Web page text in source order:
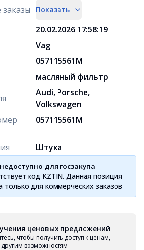
Показать
20.02.2026 17:58:19
Vag
057115561M
масляный фильтр
Audi, Porsche,
Volkswagen
057115561M
Штука
для госзакупа
код KZTIN. Данная позиция
только для коммерческих заказов
ценовых предложений
чтобы получить доступ к ценам,
другим возможностям